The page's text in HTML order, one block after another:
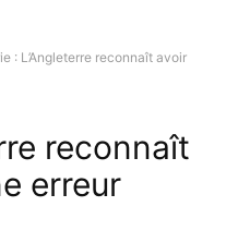
: L’Angleterre reconnaît avoir
reconnaît
erreur